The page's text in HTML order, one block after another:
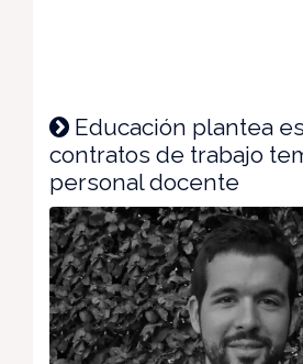
Educación plantea
contratos de trabajo
personal docente